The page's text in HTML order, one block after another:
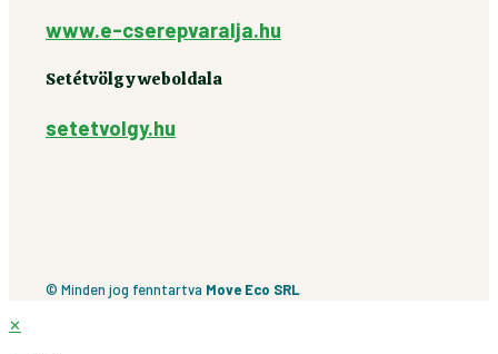
www.e-cserepvaralja.hu
Setétvölgy weboldala
setetvolgy.hu
© Minden jog fenntartva Move Eco SRL
✕